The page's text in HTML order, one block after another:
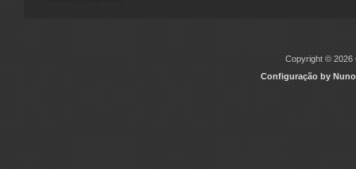
Copyright © 2026
Configuração by